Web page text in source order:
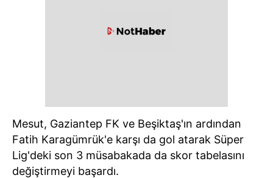
Mesut, Gaziantep FK ve Beşiktaş'ın ardından
Fatih Karagümrük'e karşı da gol atarak Süper
Lig'deki son 3 müsabakada da skor tabelasını
değiştirmeyi başardı.